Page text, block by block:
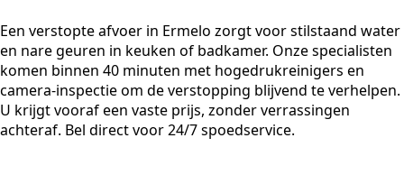
Een verstopte afvoer in Ermelo zorgt voor stilstaand water
en nare geuren in keuken of badkamer. Onze specialisten
komen binnen 40 minuten met hogedrukreinigers en
camera-inspectie om de verstopping blijvend te verhelpen.
U krijgt vooraf een vaste prijs, zonder verrassingen
achteraf. Bel direct voor 24/7 spoedservice.